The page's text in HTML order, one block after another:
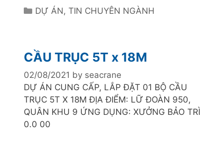
C
e
g
o
r
i
e
s
DỰ ÁN,TIN CHUYÊN NGÀNH
CẦU TRỤC 5T x 18M
02/08/2021 by seacrane
DỰ ÁN CUNG CẤP, LẮP ĐẶT 01 BỘ CẦU
TRỤC 5T X 18M ĐỊA ĐIỂM: LỮ ĐOÀN 950,
QUÂN KHU 9 ỨNG DỤNG: XƯỞNG BẢO TRÌ
0.0 00